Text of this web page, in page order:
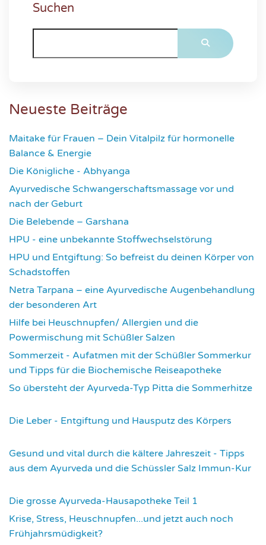
Suchen
Neueste Beiträge
Maitake für Frauen – Dein Vitalpilz für hormonelle
Balance & Energie
Die Königliche - Abhyanga
Ayurvedische Schwangerschaftsmassage vor und
nach der Geburt
Die Belebende – Garshana
HPU - eine unbekannte Stoffwechselstörung
HPU und Entgiftung: So befreist du deinen Körper von
Schadstoffen
Netra Tarpana – eine Ayurvedische Augenbehandlung
der besonderen Art
Hilfe bei Heuschnupfen/ Allergien und die
Powermischung mit Schüßler Salzen
Sommerzeit - Aufatmen mit der Schüßler Sommerkur
und Tipps für die Biochemische Reiseapotheke
So übersteht der Ayurveda-Typ Pitta die Sommerhitze
Die Leber - Entgiftung und Hausputz des Körpers
Gesund und vital durch die kältere Jahreszeit - Tipps
aus dem Ayurveda und die Schüssler Salz Immun-Kur
Die grosse Ayurveda-Hausapotheke Teil 1
Krise, Stress, Heuschnupfen...und jetzt auch noch
Frühjahrsmüdigkeit?